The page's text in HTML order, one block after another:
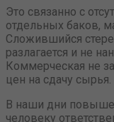
Это связанно с
отдельных баков,
Сложившийся
разлагается и не
Коммерческая не
цен на сдачу сырья.
В наши дни
человеку